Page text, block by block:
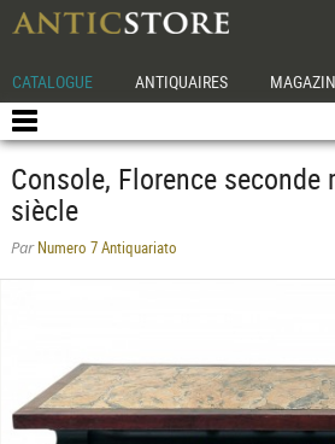
CATALOGUE ANTIQUAIRES
Console, Florence seconde
siècle
ParNumero 7 Antiquariato